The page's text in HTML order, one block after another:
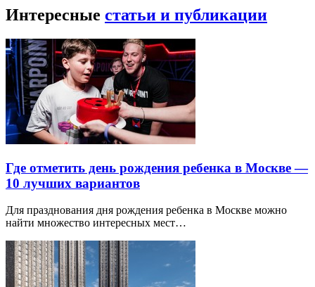
Интересные статьи и публикации
Где отметить день рождения ребенка в Москве —
10 лучших вариантов
Для празднования дня рождения ребенка в Москве можно
найти множество интересных мест…